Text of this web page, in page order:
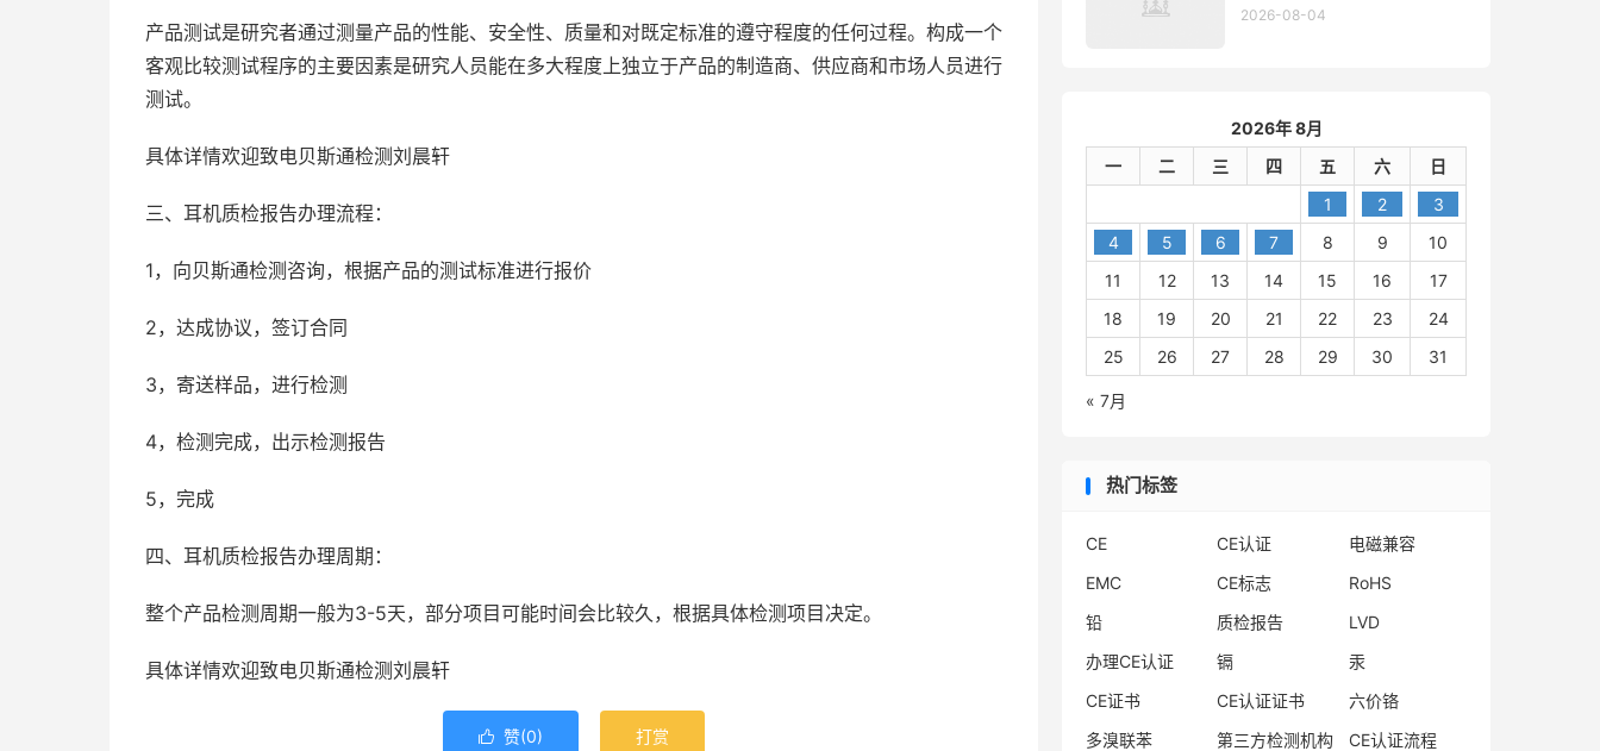
产品测试是研究者通过测量产品的性能、安全性、质量和对既定标准的遵守程度的任何过程。构成一个
客观比较测试程序的主要因素是研究人员能在多大程度上独立于产品的制造商、供应商和市场人员进行
测试。
具体详情欢迎致电贝斯通检测刘晨轩
三、耳机质检报告办理流程：
1，向贝斯通检测咨询，根据产品的测试标准进行报价
2，达成协议，签订合同
3，寄送样品，进行检测
4，检测完成，出示检测报告
5，完成
四、耳机质检报告办理周期：
整个产品检测周期一般为3-5天，部分项目可能时间会比较久，根据具体检测项目决定。
具体详情欢迎致电贝斯通检测刘晨轩
 赞(0) 打赏
2026-08-04
2026年 8月
一
二 三 四 五 六
日
1
2
3
4
5 6 7 8 9
10
11
12 13 14 15 16
17
18
19 20 21 22 23
24
25
26 27 28 29 30 31
« 7月
热门标签
CE CE认证
电磁兼容
EMC
CE标志
RoHS
铅
质检报告
LVD
办理CE认证
镉
汞
CE证书
CE认证证书
六价铬
多溴联苯
第三方检测机构
CE认证流程